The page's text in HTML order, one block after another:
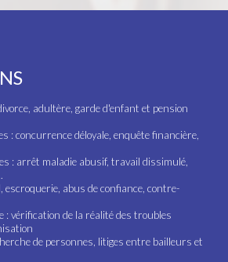
adultère, garde d'enfant et pension
: concurrence déloyale, enquête financière,
: arrêt maladie abusif, travail dissimulé,
escroquerie, abus de confiance, contre-
: vérification de la réalité des troubles
de personnes, litiges entre bailleurs et